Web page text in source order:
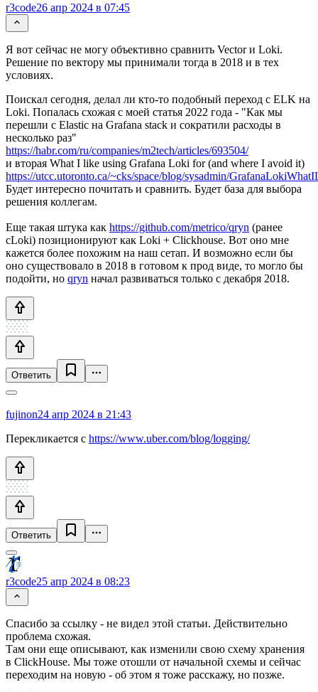
r3code26 апр 2024 в 07:45
Я вот сейчас не могу объективно сравнить Vector и Loki.
Решение по вектору мы принимали тогда в 2018 и в тех
условиях.
Поискал сегодня, делал ли кто-то подобный переход с ELK на
Loki. Попалась схожая с моей статья 2022 года - "Как мы
перешли с Elastic на Grafana stack и сократили расходы в
несколько раз"
https://habr.com/ru/companies/m2tech/articles/693504/
и вторая What I like using Grafana Loki for (and where I avoid it)
https://utcc.utoronto.ca/~cks/space/blog/sysadmin/
Будет интересно почитать и сравнить. Будет база для выбора
решения коллегам.
Еще такая штука как https://github.com/metrico/qryn (ранее
cLoki) позиционируют как Loki + Clickhouse. Вот оно мне
кажется более похожим на наш сетап. И возможно если бы
оно существовало в 2018 в готовом к прод виде, то могло бы
подойти, но qryn начал развиваться только с декабря 2018.
Ответить
fujinon24 апр 2024 в 21:43
Перекликается с https://www.uber.com/blog/logging/
Ответить
r3code25 апр 2024 в 08:23
Спасибо за ссылку - не видел этой статьи. Действительно
проблема схожая.
Там они еще описывают, как изменили свою схему хранения
в ClickHouse. Мы тоже отошли от начальной схемы и сейчас
переходим на новую - об этом я тоже расскажу, но позже.